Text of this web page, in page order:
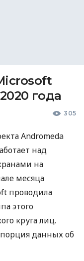
года
305
Andromeda
над
на
месяца
проводила
этого
круга лиц.
данных об